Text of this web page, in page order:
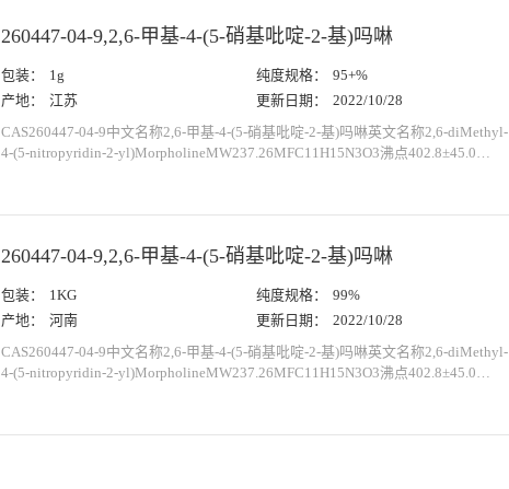
260447-04-9,2,6-甲基-4-(5-硝基吡啶-2-基)吗啉
包装： 1g 纯度规格：
95+%
产地：
江苏 更新日期：
2022/10/28
CAS260447-04-9中文名称2,6-甲基-4-(5-硝基吡啶-2-基)吗啉英文名称2,6-diMethyl-
4-(5-nitropyridin-2-yl)MorpholineMW237.26MFC11H15N3O3沸点402.8±45.0
260447-04-9,2,6-甲基-4-(5-硝基吡啶-2-基)吗啉
包装： 1KG 纯度规格：
99%
产地：
河南 更新日期：
2022/10/28
CAS260447-04-9中文名称2,6-甲基-4-(5-硝基吡啶-2-基)吗啉英文名称2,6-diMethyl-
4-(5-nitropyridin-2-yl)MorpholineMW237.26MFC11H15N3O3沸点402.8±45.0